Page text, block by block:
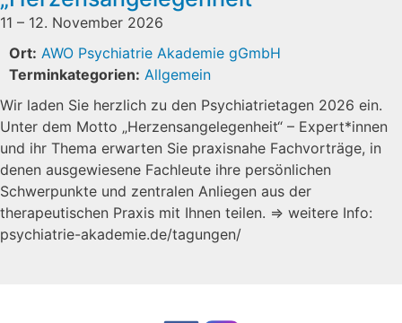
11 – 12. November 2026
Ort: AWO Psychiatrie Akademie gGmbH
Terminkategorien: Allgemein
Wir laden Sie herzlich zu den Psychiatrietagen 2026 ein.
Unter dem Motto „Herzensangelegenheit“ – Expert*innen
und ihr Thema erwarten Sie praxisnahe Fachvorträge, in
denen ausgewiesene Fachleute ihre persönlichen
Schwerpunkte und zentralen Anliegen aus der
therapeutischen Praxis mit Ihnen teilen. ⇒ weitere Info:
psychiatrie-akademie.de/tagungen/